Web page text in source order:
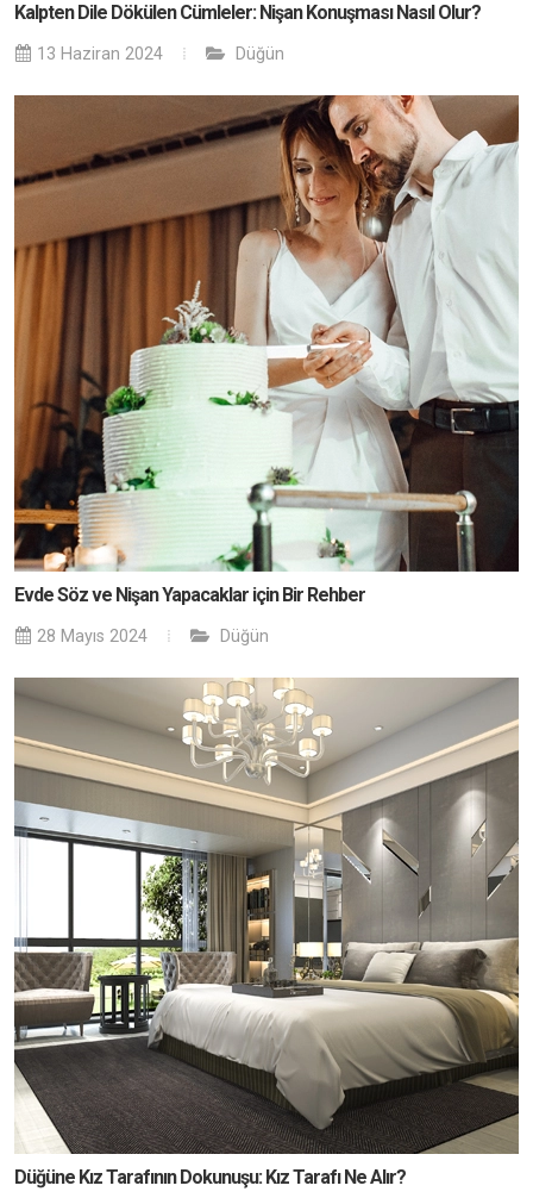
Kalpten Dile Dökülen Cümleler: Nişan Konuşması Nasıl Olur?
13 Haziran 2024 Düğün
Evde Söz ve Nişan Yapacaklar için Bir Rehber
28 Mayıs 2024 Düğün
Düğüne Kız Tarafının Dokunuşu: Kız Tarafı Ne Alır?